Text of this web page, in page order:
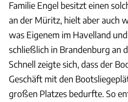
Familie Engel besitzt einen
an der Müritz, hielt aber auch
was Eigenem im Havelland
schließlich in Brandenburg an
Schnell zeigte sich, dass der
Geschäft mit den
großen Platzes bedurfte. So